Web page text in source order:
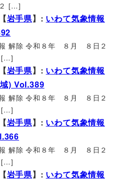
[…]
岩手県】: いわて気象情報
解除 令和８年 ８月 ８日２
[…]
岩手県】: いわて気象情報
) Vol.389
解除 令和８年 ８月 ８日２
[…]
岩手県】: いわて気象情報
解除 令和８年 ８月 ８日２
[…]
岩手県】: いわて気象情報